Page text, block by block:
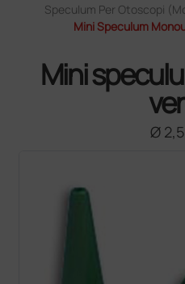
Speculum Per Otoscopi
Mini Speculum
Mini
Ø